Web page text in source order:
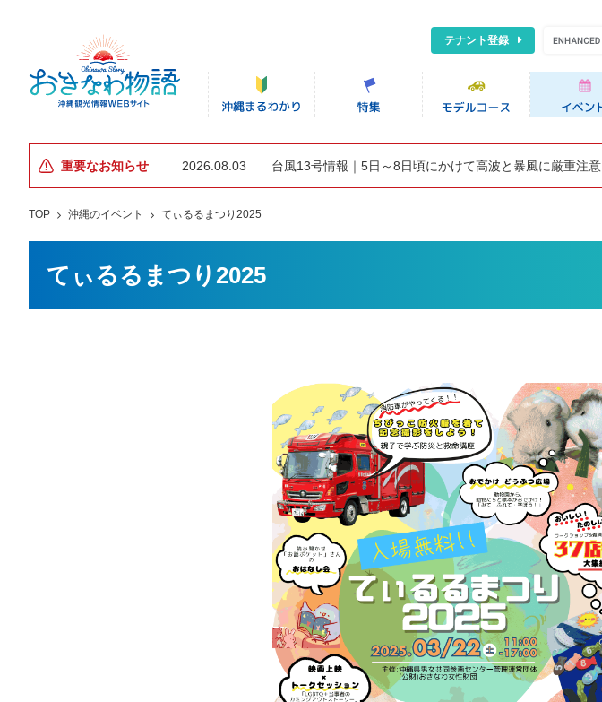
テナント登録
重要なお知らせ 2026.08.03 台風13号情報｜5日～8日頃にかけて高波と暴風に厳重注意
TOP 沖縄のイベント てぃるるまつり2025
てぃるるまつり2025